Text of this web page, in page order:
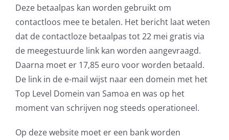
Office365
Glasvezelverbindingen
Microsoft software licenties
SLA overeenkomsten
Remote Help
Deze betaalpas kan worden gebruikt om
contactloos mee te betalen. Het bericht laat weten
dat de contactloze betaalpas tot 22 mei gratis via
de meegestuurde link kan worden aangevraagd.
Daarna moet er 17,85 euro voor worden betaald.
De link in de e-mail wijst naar een domein met het
Top Level Domein van Samoa en was op het
moment van schrijven nog steeds operationeel.
Op deze website moet er een bank worden